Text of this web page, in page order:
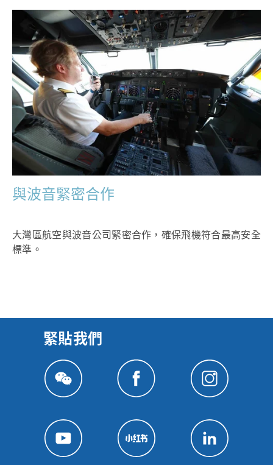
與波音緊密合作
大灣區航空與波音公司緊密合作，確保飛機符合最高安全
標準。
緊貼我們